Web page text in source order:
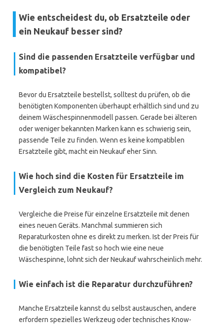
Wie entscheidest du, ob Ersatzteile oder
ein Neukauf besser sind?
Sind die passenden Ersatzteile verfügbar und
kompatibel?
Bevor du Ersatzteile bestellst, solltest du prüfen, ob die
benötigten Komponenten überhaupt erhältlich sind und zu
deinem Wäschespinnenmodell passen. Gerade bei älteren
oder weniger bekannten Marken kann es schwierig sein,
passende Teile zu finden. Wenn es keine kompatiblen
Ersatzteile gibt, macht ein Neukauf eher Sinn.
Wie hoch sind die Kosten für Ersatzteile im
Vergleich zum Neukauf?
Vergleiche die Preise für einzelne Ersatzteile mit denen
eines neuen Geräts. Manchmal summieren sich
Reparaturkosten ohne es direkt zu merken. Ist der Preis für
die benötigten Teile fast so hoch wie eine neue
Wäschespinne, lohnt sich der Neukauf wahrscheinlich mehr.
Wie einfach ist die Reparatur durchzuführen?
Manche Ersatzteile kannst du selbst austauschen, andere
erfordern spezielles Werkzeug oder technisches Know-